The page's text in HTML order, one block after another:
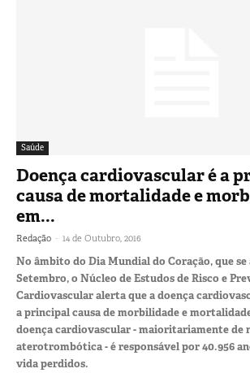
Saúde
Doença cardiovascular é a
causa de mortalidade e
em...
Redação - 14 de Outubro, 2016
No âmbito do Dia Mundial do Coração, que se
Setembro, o Núcleo de Estudos de Risco e
Cardiovascular alerta que a doença
a principal causa de morbilidade e
doença cardiovascular - maioritariamente de
aterotrombótica - é responsável por 40.956
vida perdidos.